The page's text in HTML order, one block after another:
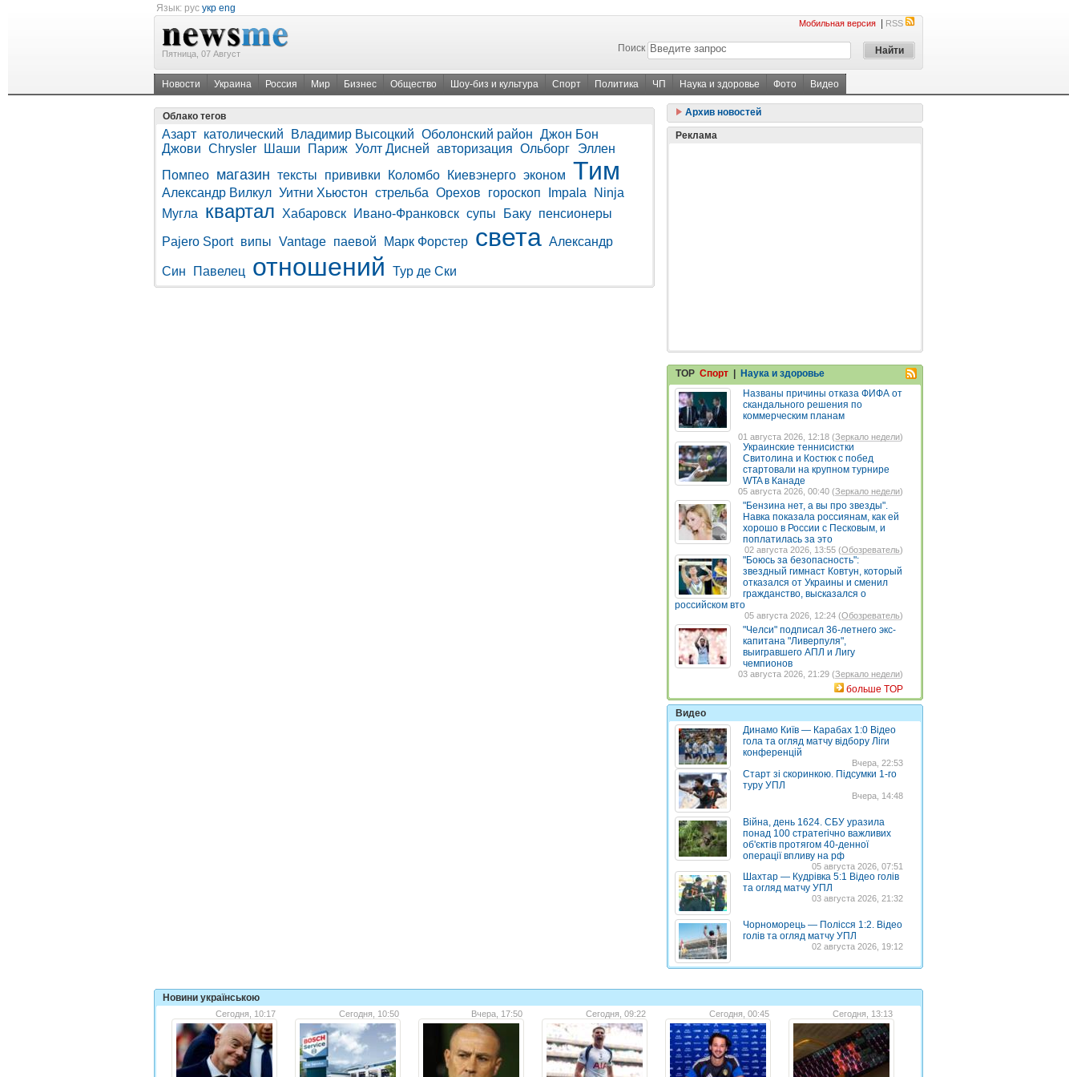
Язык: рус укр eng
Пятница, 07 Август
Мобильная версия RSS
Поиск
Новости Украина Россия Мир Бизнес Общество Шоу-биз и культура Спорт Политика ЧП Наука и здоровье Фото Видео
Облако тегов
Азарт католический Владимир Высоцкий Оболонский район Джон Бон
Джови Chrysler Шаши Париж Уолт Дисней авторизация Ольборг
Эллен
Помпео магазин тексты прививки Коломбо Киевэнерго эконом Тим
Александр Вилкул Уитни Хьюстон стрельба Орехов гороскоп Impala
Ninja
Мугла
квартал Хабаровск Ивано-Франковск супы Баку пенсионеры
Pajero Sport випы Vantage паевой Марк Форстер света Александр
Син Павелец отношений Тур де Ски
Архив новостей
Реклама
TOP Спорт
Наука и здоровье
Названы причины отказа ФИФА от
скандального решения по
коммерческим планам
01 августа 2026, 12:18 (Зеркало недели)
Украинские теннисистки
Свитолина и Костюк с побед
стартовали на крупном турнире
WTA в Канаде
05 августа 2026, 00:40 (Зеркало недели)
"Бензина нет, а вы про звезды".
Навка показала россиянам, как ей
хорошо в России с Песковым, и
поплатилась за это
02 августа 2026, 13:55 (Обозреватель)
"Боюсь за безопасность":
звездный гимнаст Ковтун, который
отказался от Украины и сменил
гражданство, высказался о
российском вто
05 августа 2026, 12:24 (Обозреватель)
"Челси" подписал 36-летнего экс-
капитана "Ливерпуля",
выигравшего АПЛ и Лигу
чемпионов
03 августа 2026, 21:29 (Зеркало недели)
больше TOP
Видео
Динамо Київ — Карабах 1:0 Відео
гола та огляд матчу відбору Ліги
конференцій
Вчера, 22:53
Старт зі скоринкою. Підсумки 1-го
туру УПЛ
Вчера, 14:48
Війна, день 1624. СБУ уразила
понад 100 стратегічно важливих
об'єктів протягом 40-денної
операції впливу на рф
05 августа 2026, 07:51
Шахтар — Кудрівка 5:1 Відео голів
та огляд матчу УПЛ
03 августа 2026, 21:32
Чорноморець — Полісся 1:2. Відео
голів та огляд матчу УПЛ
02 августа 2026, 19:12
Новини українською
Сегодня, 10:17 Сегодня, 10:50 Вчера, 17:50 Сегодня, 09:22 Сегодня, 00:45 Сегодня, 13:13